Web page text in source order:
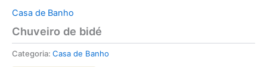
Casa de Banho
Chuveiro de bidé
Categoria: Casa de Banho